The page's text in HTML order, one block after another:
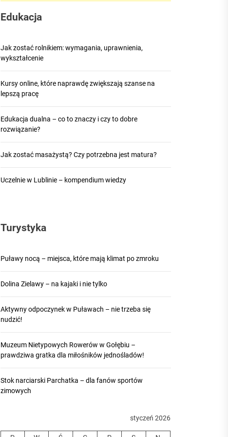
Edukacja
Jak zostać rolnikiem: wymagania, uprawnienia,
wykształcenie
Kursy online, które naprawdę zwiększają szanse na
lepszą pracę
Edukacja dualna – co to znaczy i czy to dobre
rozwiązanie?
Jak zostać masażystą? Czy potrzebna jest matura?
Uczelnie w Lublinie – kompendium wiedzy
Turystyka
Puławy nocą – miejsca, które mają klimat po zmroku
Dolina Zielawy – na kajaki i nie tylko
Aktywny odpoczynek w Puławach – nie trzeba się
nudzić!
Muzeum Nietypowych Rowerów w Gołębiu –
prawdziwa gratka dla miłośników jednośladów!
Stok narciarski Parchatka – dla fanów sportów
zimowych
styczeń 2026